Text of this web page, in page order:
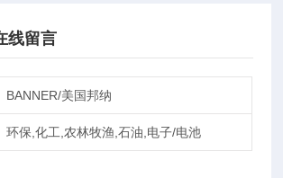
线留言
BANNER/美国邦纳
环保,化工,农林牧渔,石油,电子/电池